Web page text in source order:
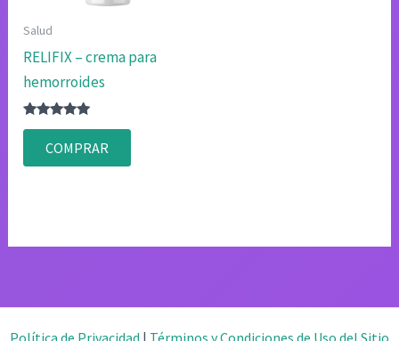
Salud
RELIFIX – crema para
hemorroides
Valorado
4.80
de 5
COMPRAR
Política de Privacidad | Términos y Condiciones de Uso del Sitio